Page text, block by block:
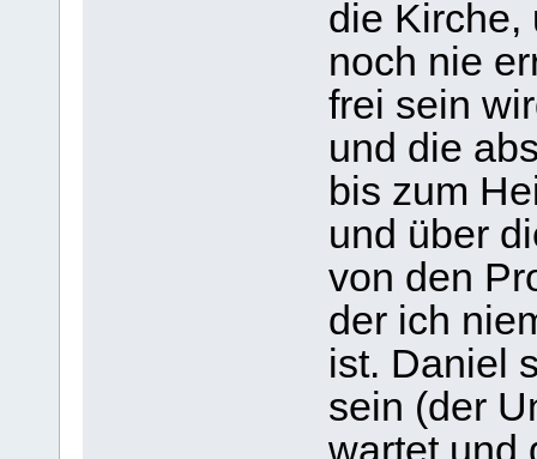
die Kirche,
noch nie
frei sein
und die
bis zum
und über
von den
der ich
ist. Daniel
sein (der